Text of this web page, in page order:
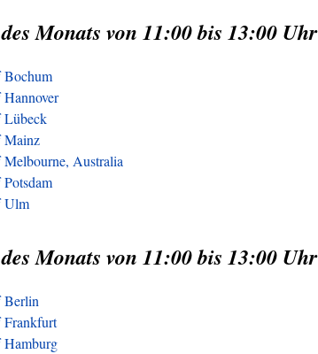
Monats von 11:00 bis 13:00 Uhr
Bochum
Lübeck
Mainz
Melbourne, Australia
Ulm
Monats von 11:00 bis 13:00 Uhr
Berlin
Frankfurt
Hamburg